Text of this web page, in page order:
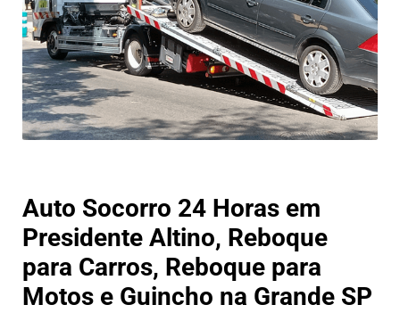
Auto Socorro 24 Horas em
Presidente Altino, Reboque
para Carros, Reboque para
Motos e Guincho na Grande SP